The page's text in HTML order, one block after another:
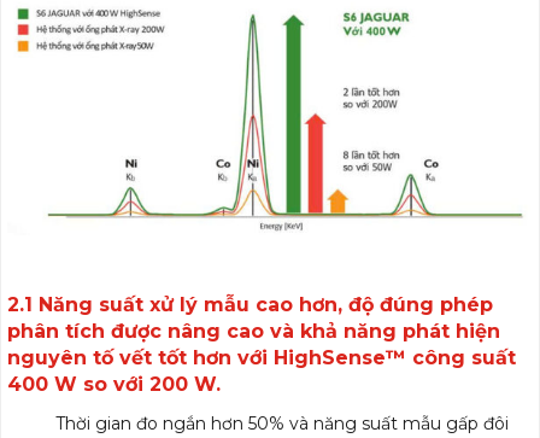
2.1 Năng suất xử lý mẫu cao hơn, độ đúng phép
phân tích được nâng cao và khả năng phát hiện
nguyên tố vết tốt hơn với HighSense™ công suất
400 W so với 200 W.
Thời gian đo ngắn hơn 50% và năng suất mẫu gấp đôi